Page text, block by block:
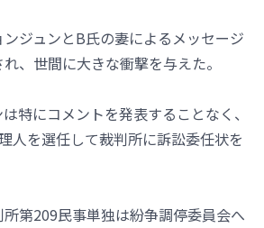
ジュンとB氏の妻によるメッセージ
、世間に大きな衝撃を与えた。
特にコメントを発表することなく、
人を選任して裁判所に訴訟委任状を
第209民事単独は紛争調停委員会へ